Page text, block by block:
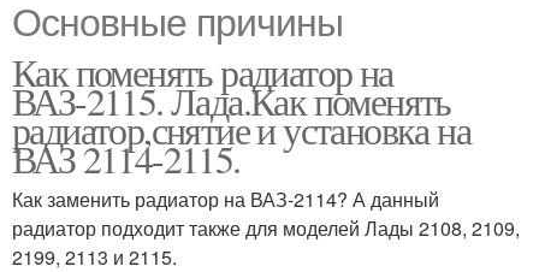
Основные причины
Как поменять радиатор на
ВАЗ-2115. Лада.Как поменять
радиатор,снятие и установка на
ВАЗ 2114-2115.
Как заменить радиатор на ВАЗ-2114? А данный
радиатор подходит также для моделей Лады 2108, 2109,
2199, 2113 и 2115.